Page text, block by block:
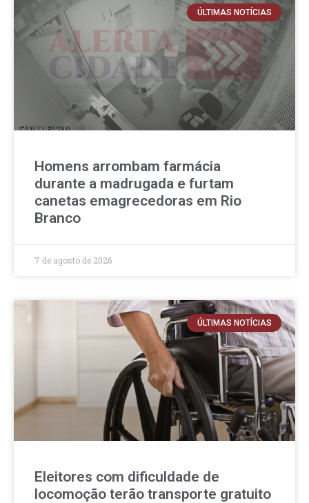
ÚLTIMAS NOTÍCIAS
Homens arrombam farmácia
durante a madrugada e furtam
canetas emagrecedoras em Rio
Branco
7 de agosto de 2026
ÚLTIMAS NOTÍCIAS
Eleitores com dificuldade de
locomoção terão transporte gratuito